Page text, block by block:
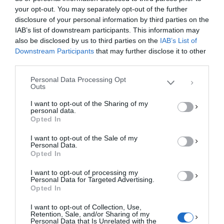
your opt-out. You may separately opt-out of the further
disclosure of your personal information by third parties on the
IAB’s list of downstream participants. This information may
also be disclosed by us to third parties on the IAB’s List of
Downstream Participants that may further disclose it to other
Personal Data Processing Opt
Outs
I want to opt-out of the Sharing of my
personal data.
Opted In
I want to opt-out of the Sale of my
Personal Data.
Opted In
I want to opt-out of processing my
Personal Data for Targeted Advertising.
Opted In
I want to opt-out of Collection, Use,
Retention, Sale, and/or Sharing of my
Personal Data that Is Unrelated with the
Διαχείριση Συγκατάθεσης
Για να παρέχουμε την καλύτερη εμπειρία, χρησιμοποιούμε τεχνολογίες όπως
cookies για την αποθήκευση ή/και την πρόσβαση σε πληροφορίες συσκευών.
Η συγκατάθεση για τις εν λόγω τεχνολογίες θα μας επιτρέψει να
επεξεργαστούμε δεδομένα προσωπικού χαρακτήρα, όπως συμπεριφορά
περιήγησης ή μοναδικά αναγνωριστικά σε αυτόν τον ιστότοπο. Η μη
συγκατάθεση ή η ανάκληση της συγκατάθεσης, μπορεί να επηρεάσει
αρνητικά ορισμένες λειτουργίες και δυνατότητες.
ΠΡΟΒΟΛΉ ΠΡΟΤΙΜΉΣΕΩΝ
Πολιτική Cookies